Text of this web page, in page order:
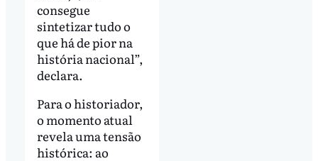
consegue
sintetizar tudo o
que há de pior na
história nacional”,
declara.
Para o historiador,
o momento atual
revela uma tensão
histórica: ao